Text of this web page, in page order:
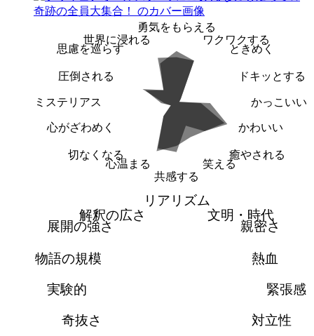
勇気をもらえる
ワクワクする
ときめく
ドキッとする
かっこいい
かわいい
癒やされる
笑える
共感する
心温まる
切なくなる
心がざわめく
ミステリアス
圧倒される
思慮を巡らす
世界に浸れる
リアリズム
文明・時代
親密さ
熱血
緊張感
対立性
奇抜さ
実験的
物語の規模
展開の強さ
解釈の広さ